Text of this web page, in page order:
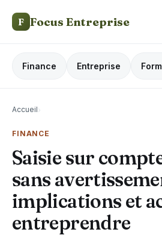
F Focus Entreprise
Finance Entreprise
Accueil›
FINANCE
Saisie sur
sans
implications et
entreprendre